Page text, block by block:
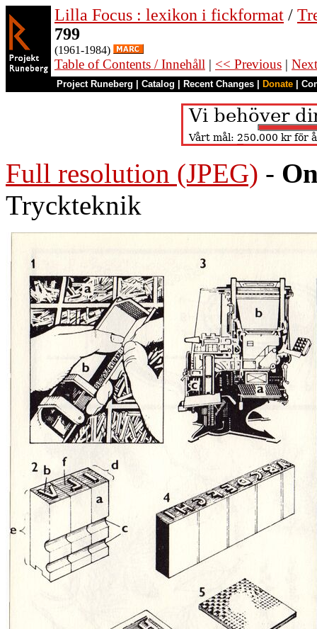
Lilla Focus : lexikon i fickformat /
799
(1961-1984)
Table of Contents / Innehåll | << Previous |
Project Runeberg Catalog Recent Changes Donate
Full resolution (JPEG) -
Tryckteknik